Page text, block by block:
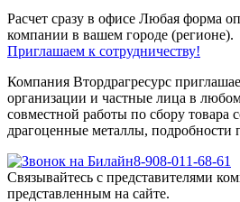
Расчет сразу в офисе Любая форма
компании в вашем городе (регионе).
Приглашаем к сотрудничеству!
Компания Втордрагресурс
организации и частные лица в
совместной работы по сбору товара
драгоценные металлы, подробности
8-908-011-68-61
Связывайтесь с представителями
представленным на сайте.